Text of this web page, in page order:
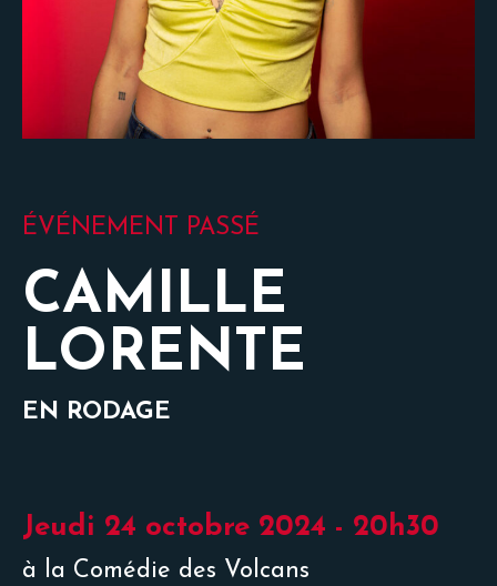
ÉVÉNEMENT PASSÉ
CAMILLE
LORENTE
EN RODAGE
Jeudi 24 octobre 2024 - 20h30
à la Comédie des Volcans